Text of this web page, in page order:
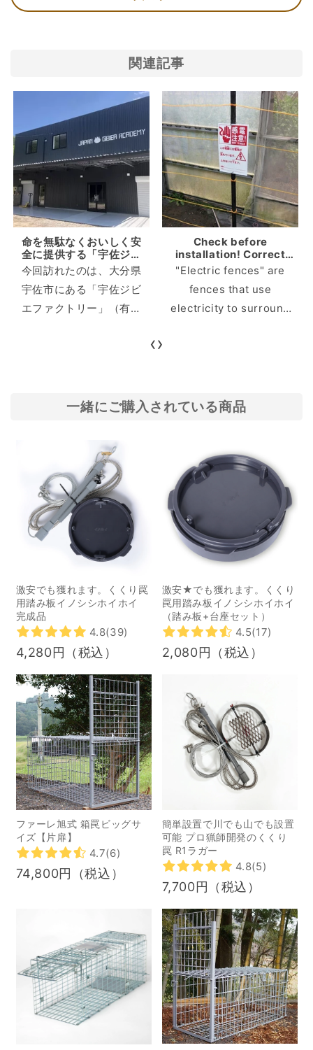
関連記事
命を無駄なくおいしく安
全に提供する「宇佐ジビ
エファクトリー」（大分
県宇佐市）
今回訪れたのは、大分県
宇佐市にある「宇佐ジビ
エファクトリー」（有限
り上げた「安心院（あじ
て、ソーセージやジビエ
肉、その他加工肉などを
取り扱っています。 宇佐
ジビエファクトリーとは
「宇佐ジビエファクトリ
ー」は、有限会社サンセ
イの”ジビエ加工施設”。
ノシシやシカの約97％が
廃棄されていることを知
り、食肉加工業者として
ジビエ食材を有効活用す
上げました。 捕れたての
魚のようにジビエも鮮度
が命。 室温4度設定とい
う、まるで冷蔵庫のよう
な部屋で作業をすること
で、菌の繁殖を防ぎ、安
全安心な肉として取り扱
っています。 国内でも有
数の「国産ジビエ認証施
設」として、単に処理を
するだけでなく、安全安
しています。 全国的でも
数少ない、年間1000頭を
超える処理施設の一つで
す。 ※国産ジビエ認証制
度： 衛星管理基準および
カットチャートによる流
Check before
installation! Correct
knowledge to prevent
fences
"Electric fences" are
fences that use
electricity to surround
and protects important
there must be many
people who have
‹›
一緒にご購入されている商品
激安でも獲れます。くくり罠
用踏み板イノシシホイホイ
完成品
4.8(39)
4,280円（税込）
激安★でも獲れます。くくり
罠用踏み板イノシシホイホイ
（踏み板+台座セット）
4.5(17)
2,080円（税込）
ファーレ旭式 箱罠ビッグサ
イズ【片扉】
4.7(6)
74,800円（税込）
簡単設置で川でも山でも設置
可能 プロ猟師開発のくくり
罠 R1ラガー
4.8(5)
7,700円（税込）